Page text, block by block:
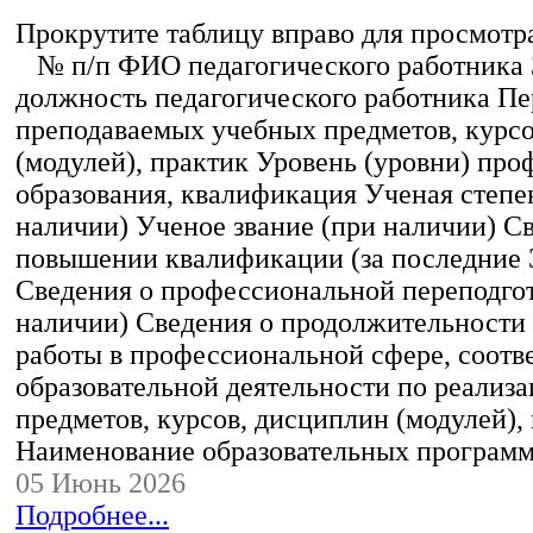
Прокрутите таблицу вправо для
№ п/п ФИО педагогического работника
должность педагогического работника
преподаваемых учебных предметов,
(модулей), практик Уровень (уровни)
образования, квалификация Ученая
наличии) Ученое звание (при наличии)
повышении квалификации (за последние
Сведения о профессиональной
наличии) Сведения о
работы в профессиональной сфере,
образовательной деятельности по
предметов, курсов, дисциплин (модулей),
Наименование образовательных
05 Июнь 2026
Подробнее...